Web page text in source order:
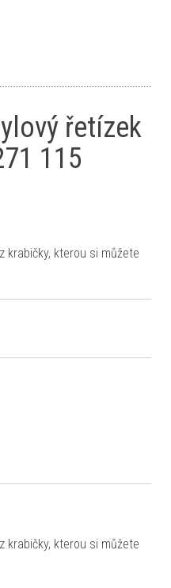
řetízek
115
krabičky, kterou si můžete
krabičky, kterou si můžete